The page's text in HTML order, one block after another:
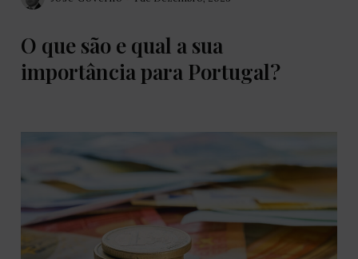
O que são e qual a sua
importância para Portugal?